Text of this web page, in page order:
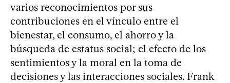
varios reconocimientos por sus
contribuciones en el vínculo entre el
bienestar, el consumo, el ahorro y la
búsqueda de estatus social; el efecto de los
sentimientos y la moral en la toma de
decisiones y las interacciones sociales. Frank